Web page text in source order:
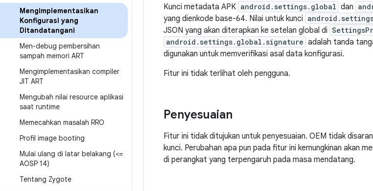
Mengimplementasikan
Konfigurasi yang
Ditandatangani
Men-debug pembersihan
sampah memori ART
Mengimplementasikan compiler
JIT ART
Mengubah nilai resource aplikasi
saat runtime
Memecahkan masalah RRO
Profil image booting
Mulai ulang di latar belakang (<=
AOSP 14)
Tentang Zygote
Kunci metadata APK android.settings.global dan
yang dienkode base-64. Nilai untuk kunci
JSON yang akan diterapkan ke setelan global di
android.settings.global.signature adalah tanda
digunakan untuk memverifikasi asal data konfigurasi.
Fitur ini tidak terlihat oleh pengguna.
Penyesuaian
Fitur ini tidak ditujukan untuk penyesuaian. OEM tidak
kunci. Perubahan apa pun pada fitur ini kemungkinan akan
di perangkat yang terpengaruh pada masa mendatang.